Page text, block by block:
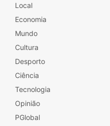
Local
Economia
Mundo
Cultura
Desporto
Ciência
Tecnologia
Opinião
PGlobal